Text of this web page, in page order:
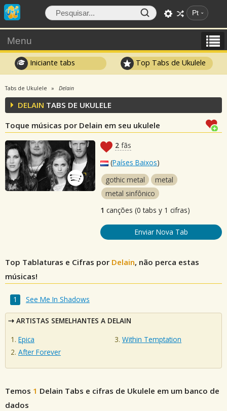
Pt
Menu
Iniciante tabs Top Tabs de Ukulele
Tabs de Ukulele Delain
DELAIN TABS DE UKULELE
Toque músicas por Delain em seu ukulele
2 fãs
(Países Baixos)
gothic metal
metal
metal sinfônico
1 canções (0 tabs y 1 cifras)
Enviar Nova Tab
Top Tablaturas e Cifras por Delain, não perca estas
músicas!
See Me In Shadows
ARTISTAS SEMELHANTES A DELAIN
Epica
After Forever
Within Temptation
Temos 1 Delain Tabs e cifras de Ukulele em um banco de
dados